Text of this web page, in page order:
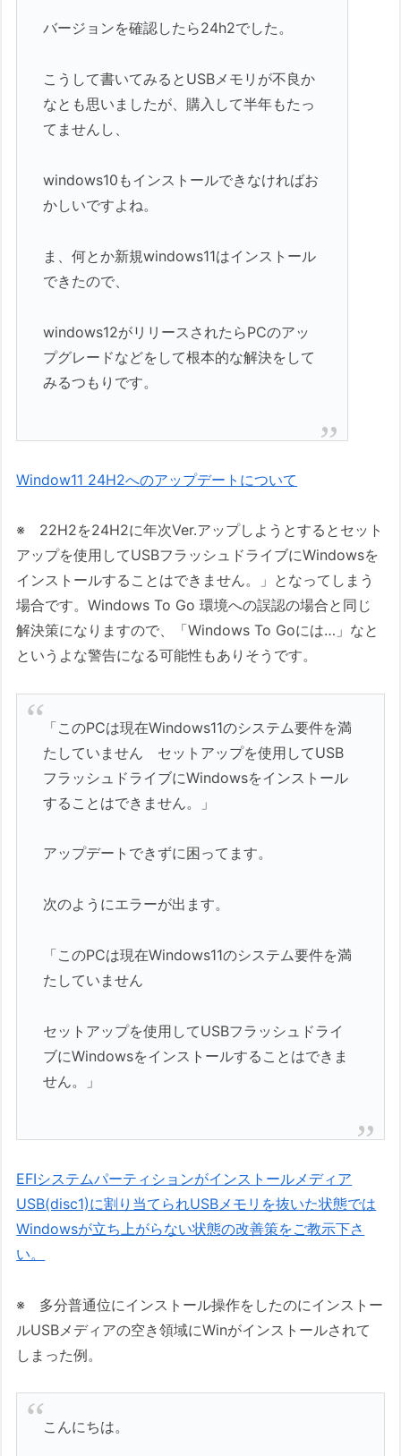
バージョンを確認したら24h2でした。
こうして書いてみるとUSBメモリが不良か
なとも思いましたが、購入して半年もたっ
てませんし、
windows10もインストールできなければお
かしいですよね。
ま、何とか新規windows11はインストール
できたので、
windows12がリリースされたらPCのアッ
プグレードなどをして根本的な解決をして
みるつもりです。
Window11 24H2へのアップデートについて
※ 22H2を24H2に年次Ver.アップしようとするとセット
アップを使用してUSBフラッシュドライブにWindowsを
インストールすることはできません。」となってしまう
場合です。Windows To Go 環境への誤認の場合と同じ
解決策になりますので、「Windows To Goには…」なと
というよな警告になる可能性もありそうです。
「このPCは現在Windows11のシステム要件を満
たしていません セットアップを使用してUSB
フラッシュドライブにWindowsをインストール
することはできません。」
アップデートできずに困ってます。
次のようにエラーが出ます。
「このPCは現在Windows11のシステム要件を満
たしていません
セットアップを使用してUSBフラッシュドライ
ブにWindowsをインストールすることはできま
せん。」
EFIシステムパーティションがインストールメディア
USB(disc1)に割り当てられUSBメモリを抜いた状態では
Windowsが立ち上がらない状態の改善策をご教示下さ
い。
※ 多分普通位にインストール操作をしたのにインストー
ルUSBメディアの空き領域にWinがインストールされて
しまった例。
こんにちは。